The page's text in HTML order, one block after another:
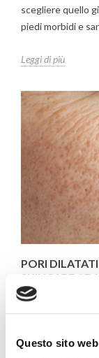
Questo sito
scegliere quello
piedi morbidi e
Leggi di più
PORI
SKINCARE AD
3303
I pori dilatati
tendono a